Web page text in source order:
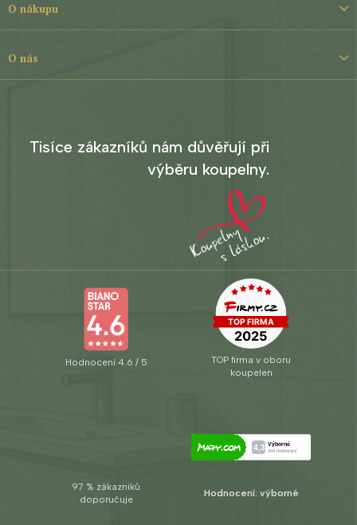
í
O nákupu
O nás
Tisíce zákazníků nám důvěřují při
výběru koupelny.
Hodnocení 4.6 / 5
TOP firma v oboru
koupelen
97 % zákazníků
doporučuje
Hodnocení: výborné